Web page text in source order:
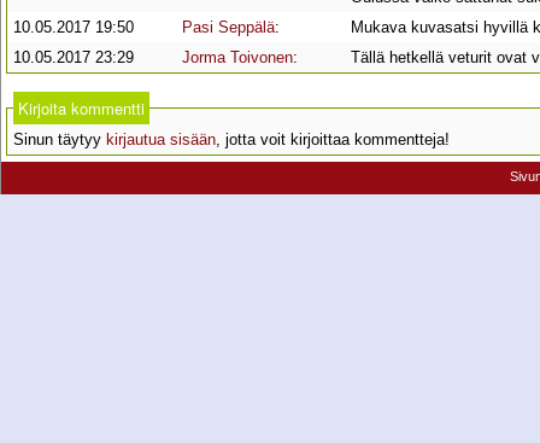
10.05.2017 19:50
Pasi Seppälä:
Mukava kuvasatsi hyvillä
10.05.2017 23:29
Jorma Toivonen: Tällä hetkellä veturit ovat
Kirjoita kommentti
Sinun täytyy kirjautua sisään, jotta voit kirjoittaa kommentteja!